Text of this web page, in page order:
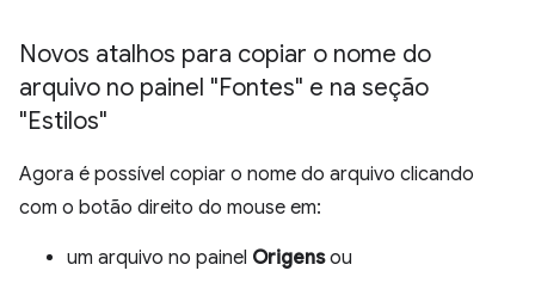
Novos atalhos para copiar o nome do
arquivo no painel "Fontes" e na seção
"Estilos"
Agora é possível copiar o nome do arquivo clicando
com o botão direito do mouse em:
um arquivo no painel Origensou